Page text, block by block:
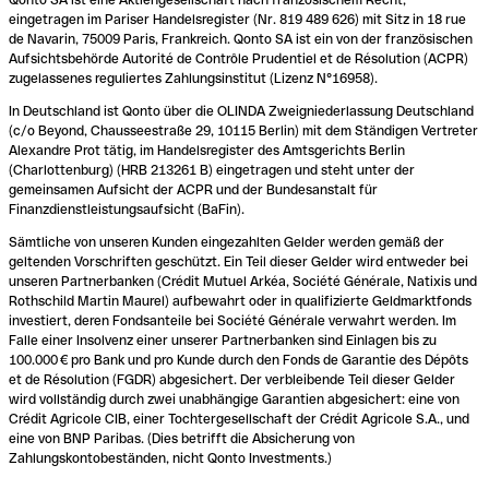
eingetragen im Pariser Handelsregister (Nr. 819 489 626) mit Sitz in 18 rue
de Navarin, 75009 Paris, Frankreich. Qonto SA ist ein von der französischen
Aufsichtsbehörde Autorité de Contrôle Prudentiel et de Résolution (ACPR)
zugelassenes reguliertes Zahlungsinstitut (Lizenz N°16958).
In Deutschland ist Qonto über die OLINDA Zweigniederlassung Deutschland
(c/o Beyond, Chausseestraße 29, 10115 Berlin) mit dem Ständigen Vertreter
Alexandre Prot tätig, im Handelsregister des Amtsgerichts Berlin
(Charlottenburg) (HRB 213261 B) eingetragen und steht unter der
gemeinsamen Aufsicht der ACPR und der Bundesanstalt für
Finanzdienstleistungsaufsicht (BaFin).
Sämtliche von unseren Kunden eingezahlten Gelder werden gemäß der
geltenden Vorschriften geschützt. Ein Teil dieser Gelder wird entweder bei
unseren Partnerbanken (Crédit Mutuel Arkéa, Société Générale, Natixis und
Rothschild Martin Maurel) aufbewahrt oder in qualifizierte Geldmarktfonds
investiert, deren Fondsanteile bei Société Générale verwahrt werden. Im
Falle einer Insolvenz einer unserer Partnerbanken sind Einlagen bis zu
100.000 € pro Bank und pro Kunde durch den Fonds de Garantie des Dépôts
et de Résolution (FGDR) abgesichert. Der verbleibende Teil dieser Gelder
wird vollständig durch zwei unabhängige Garantien abgesichert: eine von
Crédit Agricole CIB, einer Tochtergesellschaft der Crédit Agricole S.A., und
eine von BNP Paribas. (Dies betrifft die Absicherung von
Zahlungskontobeständen, nicht Qonto Investments.)